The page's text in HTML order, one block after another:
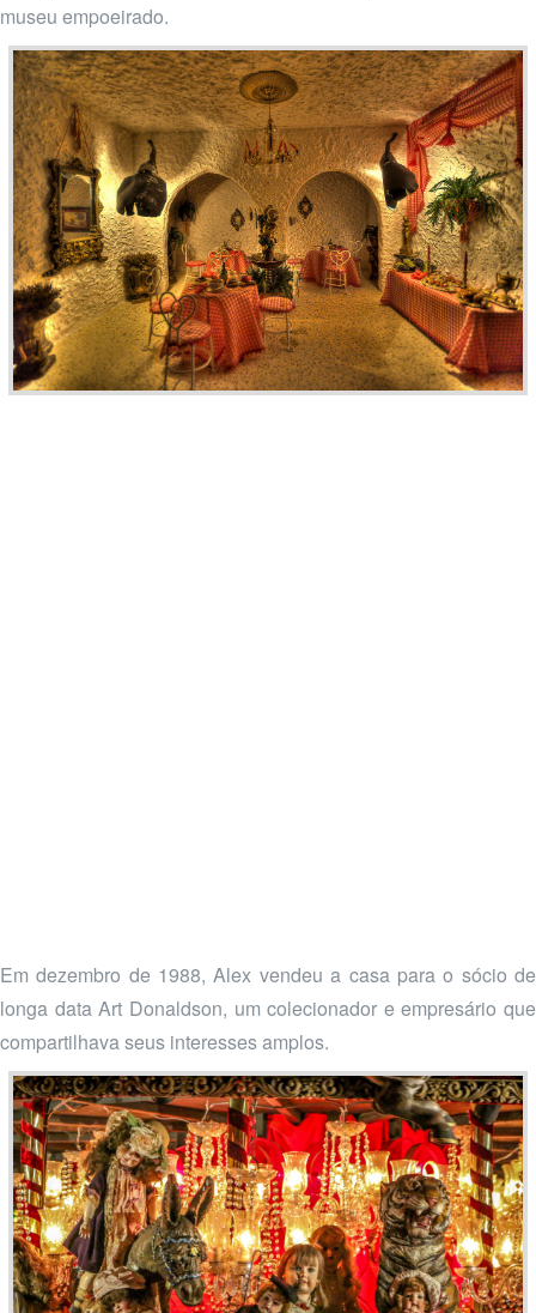
museu empoeirado.
Em dezembro de 1988, Alex vendeu a casa para o sócio de
longa data Art Donaldson, um colecionador e empresário que
compartilhava seus interesses amplos.